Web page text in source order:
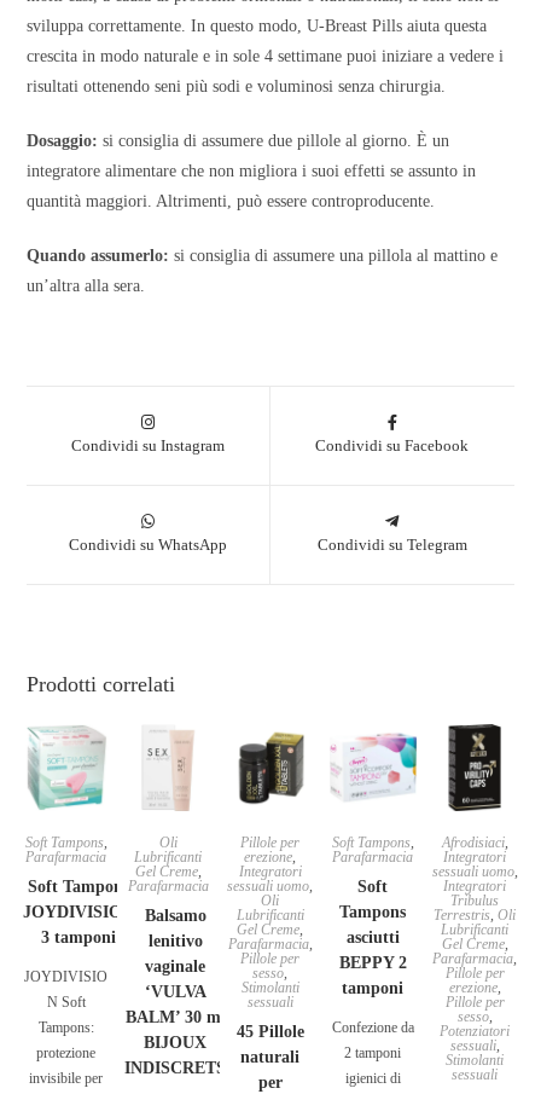
sviluppa correttamente. In questo modo, U-Breast Pills aiuta questa
crescita in modo naturale e in sole 4 settimane puoi iniziare a vedere i
risultati ottenendo seni più sodi e voluminosi senza chirurgia.
Dosaggio: si consiglia di assumere due pillole al giorno. È un
integratore alimentare che non migliora i suoi effetti se assunto in
quantità maggiori. Altrimenti, può essere controproducente.
Quando assumerlo: si consiglia di assumere una pillola al mattino e
un’altra alla sera.
Condividi su Instagram Condividi su Facebook
Condividi su WhatsApp Condividi su Telegram
Prodotti correlati
Soft Tampons,
Parafarmacia
Soft Tampons
JOYDIVISION
3 tamponi
JOYDIVISIO
N Soft
Tampons:
protezione
invisibile per
Oli
Lubrificanti
Gel Creme,
Parafarmacia
Balsamo
lenitivo
vaginale
‘VULVA
BALM’ 30 ml
BIJOUX
INDISCRETS
Pillole per
erezione,
Integratori
sessuali uomo,
Oli
Lubrificanti
Gel Creme,
Parafarmacia,
Pillole per
sesso,
Stimolanti
sessuali
45 Pillole
naturali
per
Soft Tampons,
Parafarmacia
Soft
Tampons
asciutti
BEPPY 2
tamponi
Confezione da
2 tamponi
igienici di
Afrodisiaci,
Integratori
sessuali uomo,
Integratori
Tribulus
Terrestris,Oli
Lubrificanti
Gel Creme,
Parafarmacia,
Pillole per
erezione,
Pillole per
sesso,
Potenziatori
sessuali,
Stimolanti
sessuali